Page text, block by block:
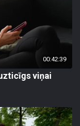
00:42:39
viņai